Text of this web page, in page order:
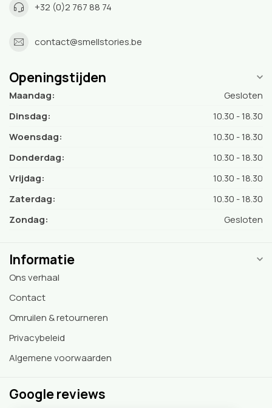
+32 (0)2 767 88 74
contact@smellstories.be
Openingstijden
Maandag:
Gesloten
Dinsdag:
10.30 - 18.30
Woensdag:
10.30 - 18.30
Donderdag:
10.30 - 18.30
Vrijdag:
10.30 - 18.30
Zaterdag:
10.30 - 18.30
Zondag:
Gesloten
Informatie
Ons verhaal
Contact
Omruilen & retourneren
Privacybeleid
Algemene voorwaarden
Google reviews